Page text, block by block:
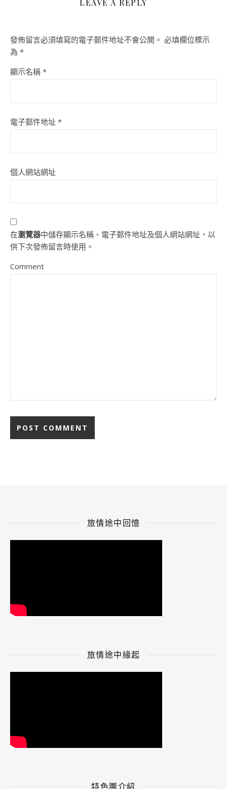
LEAVE A REPLY
發佈留言必須填寫的電子郵件地址不會公開。 必填欄位標示
為 *
顯示名稱 *
電子郵件地址 *
個人網站網址
在瀏覽器中儲存顯示名稱、電子郵件地址及個人網站網址，以
供下次發佈留言時使用。
Comment
旅情途中回憶
旅情途中緣起
特色團介紹